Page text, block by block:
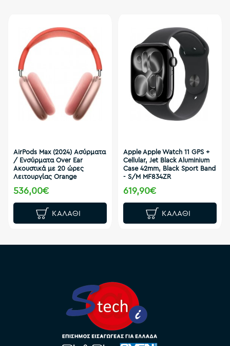
AirPods Max (2024) Ασύρματα
/ Ενσύρματα Over Ear
Ακουστικά με 20 ώρες
Λειτουργίας Orange
536,00€
ΚΑΛΆΘΙ
Apple Apple Watch 11 GPS +
Cellular, Jet Black Aluminium
Case 42mm, Black Sport Band
- S/M MF834ZR
619,90€
ΚΑΛΆΘΙ